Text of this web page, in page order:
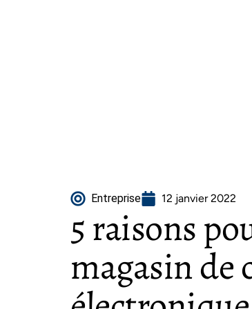
Entreprise 12 janvier 2022
5 raisons
magasin de